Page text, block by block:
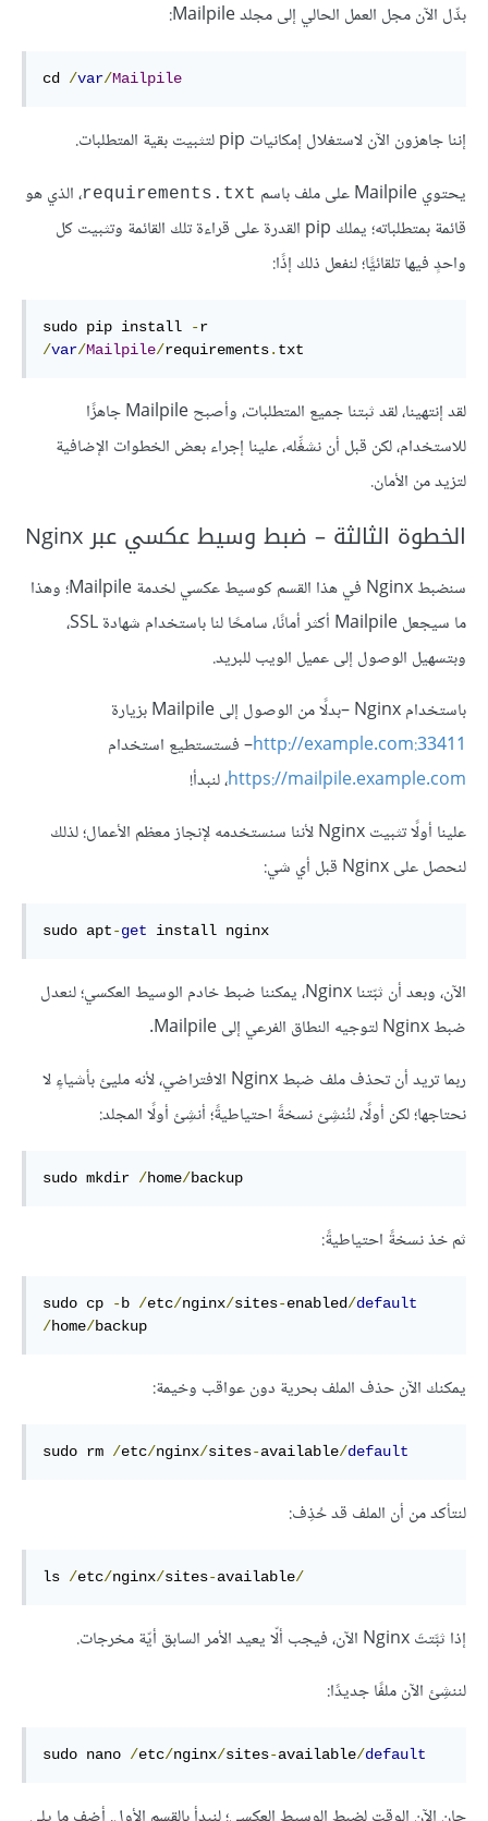
بدِّل الآن مجل العمل الحالي إلى مجلد Mailpile:
cd /var/Mailpile
إننا جاهزون الآن لاستغلال إمكانيات pip لتثبيت بقية المتطلبات.
يحتوي Mailpile على ملف باسم
requirements.txt، الذي هو
قائمة بمتطلباته؛ يملك pip القدرة على قراءة تلك القائمة وتثبيت كل
واحدٍ فيها تلقائيًّا؛ لنفعل ذلك إذًا:
sudo pip install -
/var/Mailpile/requirements. txt
لقد إنتهينا، لقد ثبتنا جميع المتطلبات، وأصبح Mailpile جاهزًا
للاستخدام، لكن قبل أن نشغِّله، علينا إجراء بعض الخطوات الإضافية
لتزيد من الأمان.
الخطوة الثالثة – ضبط وسيط عكسي عبر Nginx
سنضبط Nginx في هذا القسم كوسيط عكسي لخدمة Mailpile؛ وهذا
ما سيجعل Mailpile أكثر أمانًا، سامحًا لنا باستخدام شهادة SSL،
وبتسهيل الوصول إلى عميل الويب للبريد.
باستخدام Nginx –بدلًا من الوصول إلى Mailpile بزيارة
http://example.com:33411– فستستطيع استخدام
https://mailpile.example.com، لنبدأ!
علينا أولًا تثبيت Nginx لأننا سنستخدمه لإنجاز معظم الأعمال؛ لذلك
لنحصل على Nginx قبل أي شي:
sudo apt-get install nginx
الآن، وبعد أن ثبّتنا Nginx، يمكننا ضبط خادم الوسيط العكسي؛ لنعدل
ضبط Nginx لتوجيه النطاق الفرعي إلى Mailpile.
ربما تريد أن تحذف ملف ضبط Nginx الافتراضي، لأنه مليئ بأشياءٍ لا
نحتاجها؛ لكن أولًا، لنُنشِئ نسخةً احتياطيةً؛ أنشِئ أولًا المجلد:
sudo mkdir /home/backup
ثم خذ نسخةً احتياطيةً:
sudo cp -b /etc/nginx/sites-enabled/default
/home/backup
يمكنك الآن حذف الملف بحرية دون عواقب وخيمة:
sudo rm /etc/nginx/sites-available/default
لنتأكد من أن الملف قد حُذِف:
ls /etc/nginx/sites-available/
إذا ثبَّتتَ Nginx الآن، فيجب ألّا يعيد الأمر السابق أيّة مخرجات.
لننشِئ الآن ملفًا جديدًا:
sudo nano /etc/nginx/sites-available/default